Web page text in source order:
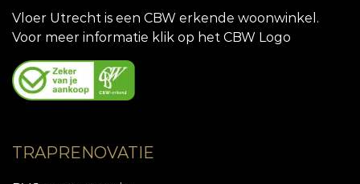
Vloer Utrecht is een CBW erkende woonwinkel.
Voor meer informatie klik op het CBW Logo
TRAPRENOVATIE